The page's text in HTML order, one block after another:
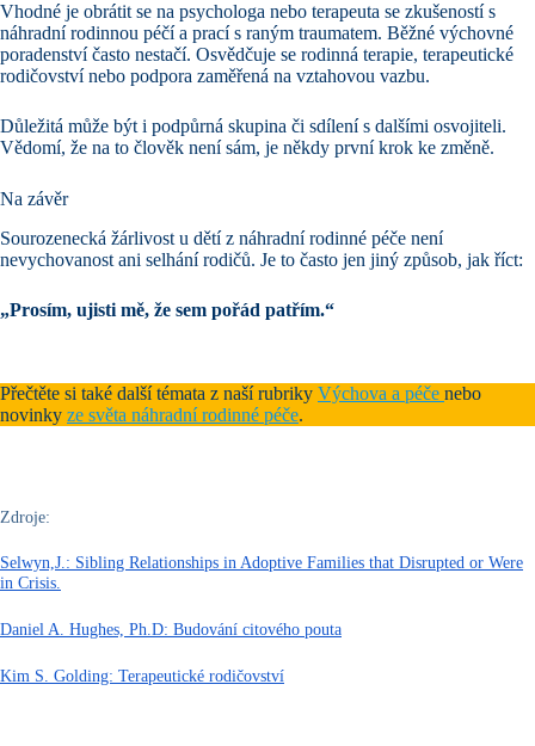
Vhodné je obrátit se na psychologa nebo terapeuta se zkušeností s
náhradní rodinnou péčí a prací s raným traumatem. Běžné výchovné
poradenství často nestačí. Osvědčuje se rodinná terapie, terapeutické
rodičovství nebo podpora zaměřená na vztahovou vazbu.
Důležitá může být i podpůrná skupina či sdílení s dalšími osvojiteli.
Vědomí, že na to člověk není sám, je někdy první krok ke změně.
Na závěr
Sourozenecká žárlivost u dětí z náhradní rodinné péče není
nevychovanost ani selhání rodičů. Je to často jen jiný způsob, jak říct:
„Prosím, ujisti mě, že sem pořád patřím.“
Přečtěte si také další témata z naší rubriky Výchova a péče nebo
novinky ze světa náhradní rodinné péče.
Zdroje:
Selwyn,J.: Sibling Relationships in Adoptive Families that Disrupted or Were
in Crisis.
Daniel A. Hughes, Ph.D: Budování citového pouta
Kim S. Golding: Terapeutické rodičovství